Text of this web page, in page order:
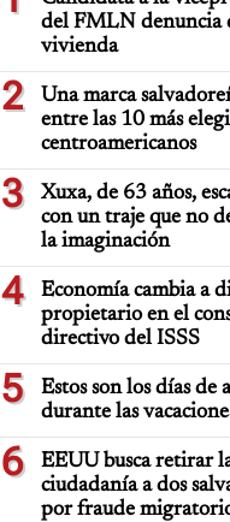
del FMLN denuncia
vivienda
2
Una marca
entre las 10 más
centroamericanos
3
Xuxa, de 63 años,
con un traje que no
la imaginación
4
Economía cambia a
propietario en el
directivo del ISSS
5
Estos son los días de
durante las
6
EEUU busca retirar
ciudadanía a dos
por fraude